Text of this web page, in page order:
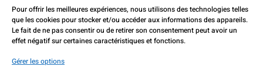
Pour offrir les meilleures expériences, nous utilisons des technologies telles
que les cookies pour stocker et/ou accéder aux informations des appareils.
Le fait de ne pas consentir ou de retirer son consentement peut avoir un
effet négatif sur certaines caractéristiques et fonctions.
Gérer les options